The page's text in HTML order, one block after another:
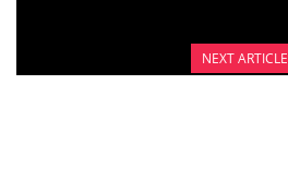
NEXT ARTICLE